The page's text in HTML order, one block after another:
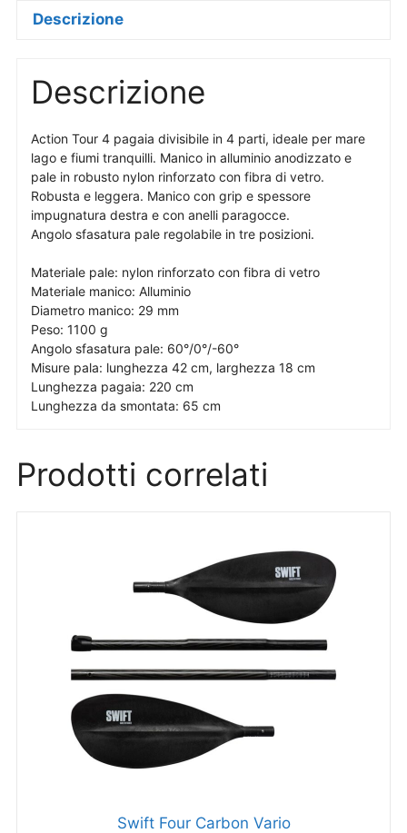
Descrizione
Descrizione
Action Tour 4 pagaia divisibile in 4 parti, ideale per mare
lago e fiumi tranquilli. Manico in alluminio anodizzato e
pale in robusto nylon rinforzato con fibra di vetro.
Robusta e leggera. Manico con grip e spessore
impugnatura destra e con anelli paragocce.
Angolo sfasatura pale regolabile in tre posizioni.
Materiale pale: nylon rinforzato con fibra di vetro
Materiale manico: Alluminio
Diametro manico: 29 mm
Peso: 1100 g
Angolo sfasatura pale: 60°/0°/-60°
Misure pala: lunghezza 42 cm, larghezza 18 cm
Lunghezza pagaia: 220 cm
Lunghezza da smontata: 65 cm
Prodotti correlati
Swift Four Carbon Vario